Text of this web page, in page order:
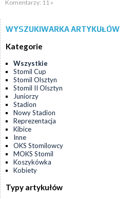
Komentarzy: 11 »
WYSZUKIWARKA ARTYKUŁÓW
Kategorie
Wszystkie
Stomil Cup
Stomil Olsztyn
Stomil II Olsztyn
Juniorzy
Stadion
Nowy Stadion
Reprezentacja
Kibice
Inne
OKS Stomilowcy
MOKS Stomil
Koszykówka
Kobiety
Typy artykułów